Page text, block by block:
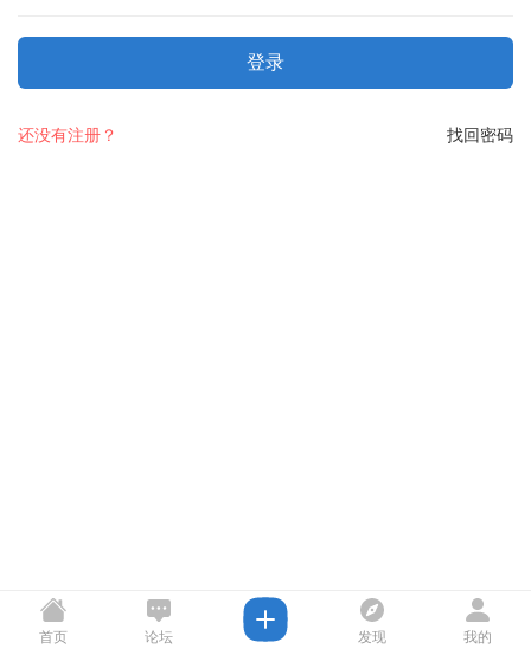
登录
找回密码
还没有注册？
首页 论坛 发现 我的